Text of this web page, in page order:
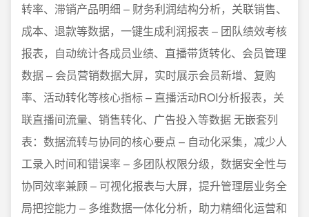
转率、滞销产品明细 – 财务利润结构分析，关联销售、
成本、退款等数据，一键生成利润报表 – 团队绩效考核
报表，自动统计各成员业绩、直播带货转化、会员管理
数据 – 会员营销数据大屏，实时展示会员新增、复购
率、活动转化等核心指标 – 直播活动ROI分析报表，关
联直播间流量、销售转化、广告投入等数据 无嵌套列
表：数据流转与协同的核心要点 – 自动化采集，减少人
工录入时间和错误率 – 多团队权限分级，数据安全性与
协同效率兼顾 – 可视化报表与大屏，提升管理层业务全
局把控能力 – 多维数据一体化分析，助力精细化运营和